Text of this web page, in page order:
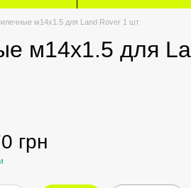
м14х1.5 для Land Rover 1 шт
м14х1.5 для
грн